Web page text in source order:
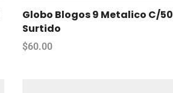
Globo Blogos 9 Metalico C/50
Surtido
$60.00